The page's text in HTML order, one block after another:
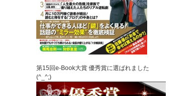
第15回e-Book大賞 優秀賞に選ばれました
(^_^;)